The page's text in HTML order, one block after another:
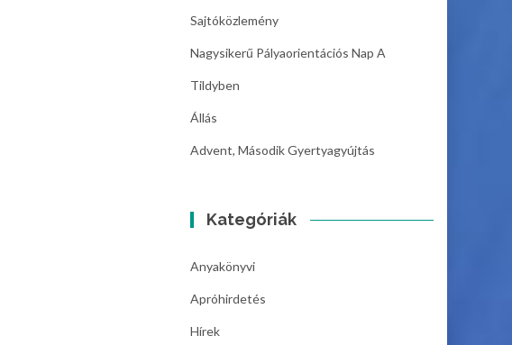
Sajtóközlemény
Nagysikerű Pályaorientációs Nap A
Tildyben
Állás
Advent, Második Gyertyagyújtás
Kategóriák
Anyakönyvi
Apróhirdetés
Hírek